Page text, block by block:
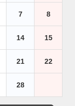
7 8
14 15
21 22
28